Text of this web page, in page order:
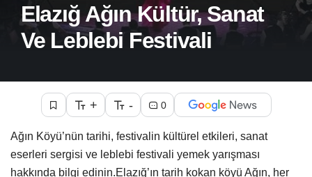
Elazığ Ağın Kültür, Sanat
Ve Leblebi Festivali
+ - 0
Ağın Köyü’nün tarihi, festivalin kültürel etkileri, sanat
eserleri sergisi ve leblebi festivali yemek yarışması
hakkında bilgi edinin.Elazığ’ın tarih kokan köyü Ağın, her